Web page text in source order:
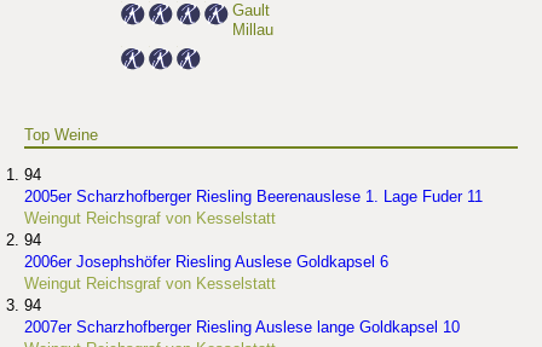
Gault
Millau
Top Weine
94
2005er Scharzhofberger Riesling Beerenauslese 1. Lage Fuder 11
Weingut Reichsgraf von Kesselstatt
94
2006er Josephshöfer Riesling Auslese Goldkapsel 6
Weingut Reichsgraf von Kesselstatt
94
2007er Scharzhofberger Riesling Auslese lange Goldkapsel 10